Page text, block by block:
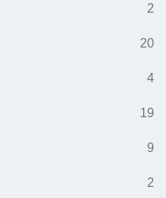
2
20
4
19
9
2